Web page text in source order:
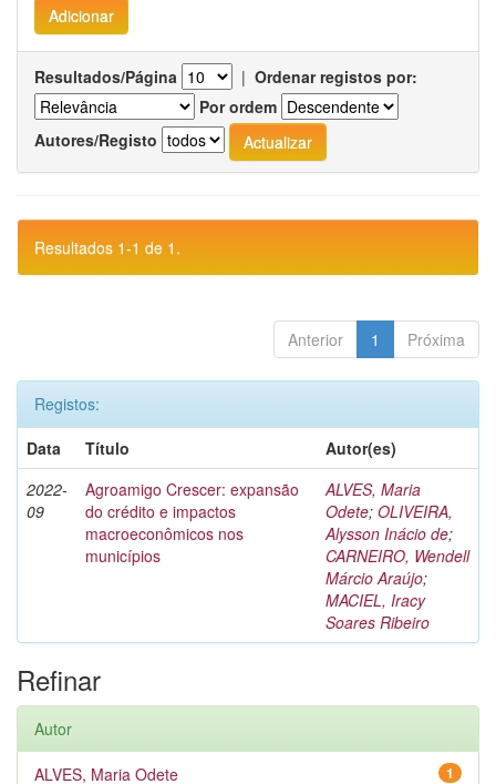
Resultados/Página | Ordenar registos por:
Por ordem
Autores/Registo
Resultados 1-1 de 1.
Anterior 1 Próxima
Registos:
Data
Título
Autor(es)
2022-
09
Agroamigo Crescer: expansão
do crédito e impactos
macroeconômicos nos
municípios
ALVES, Maria
Odete; OLIVEIRA,
Alysson Inácio de;
CARNEIRO, Wendell
Márcio Araújo;
MACIEL, Iracy
Soares Ribeiro
Refinar
Autor
1
ALVES, Maria Odete